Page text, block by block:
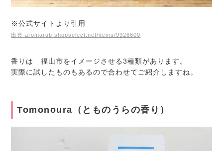
※公式サイトより引用
出典 aromarub.shopselect.net/items/9926600
香りは 福山市をイメージさせる3種類があります。
実際に試したものもあるので合わせてご紹介しますね。
Tomonoura（とものうらの香り）